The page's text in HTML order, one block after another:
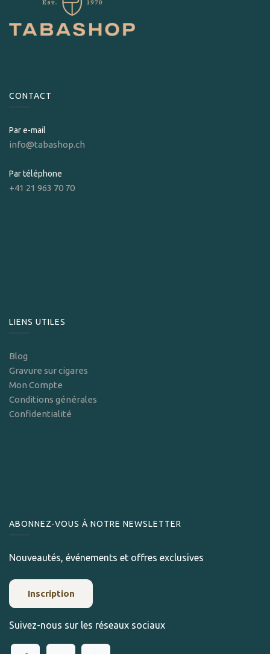
CONTACT
Par e-mail
info@tabashop.ch
Par téléphone
+41 21 963 70 70
LIENS UTILES
Blog
Gravure sur cigares
Mon Compte
Conditions générales
Confidentialité
ABONNEZ-VOUS À NOTRE NEWSLETTER
Nouveautés, événements et offres exclusives
Inscription
Suivez-nous sur les réseaux sociaux